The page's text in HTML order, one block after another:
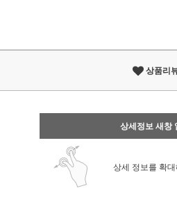
상품리
상세정보 새창
상세 정보를 확